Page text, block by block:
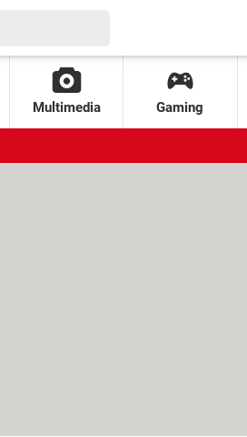
Multimedia Gaming